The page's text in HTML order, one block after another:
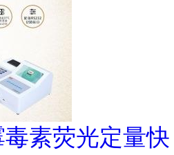
素荧光定量快